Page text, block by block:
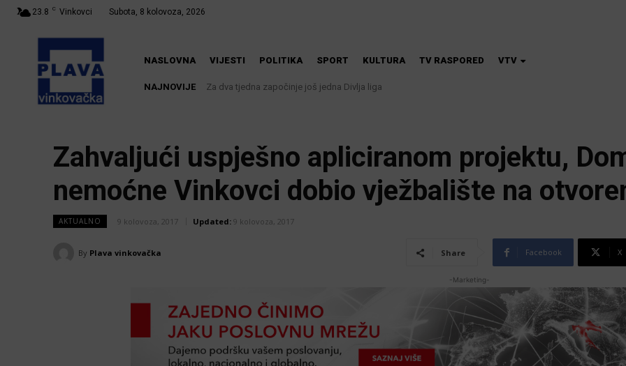
23.8 C Vinkovci Subota, 8 kolovoza, 2026
NASLOVNA VIJESTI POLITIKA SPORT KULTURA TV RASPORED VTV
NAJNOVIJE Za dva tjedna započinje još jedna Divlja liga
U Županji održana Ljetna škola magije
Zahvaljući uspješno apliciranom projektu,
nemoćne Vinkovci dobio vježbalište na
AKTUALNO 9 kolovoza, 2017 Updated: 9 kolovoza, 2017
By Plava vinkovačka Share Facebook X
-Marketing-